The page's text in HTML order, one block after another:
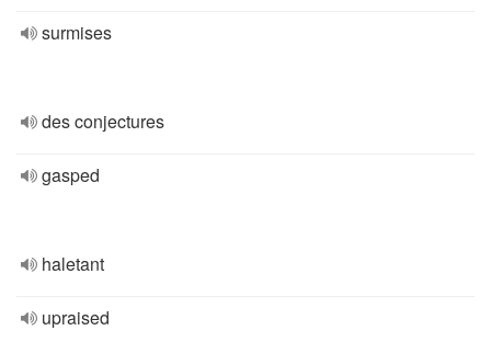
surmises
des conjectures
gasped
haletant
upraised